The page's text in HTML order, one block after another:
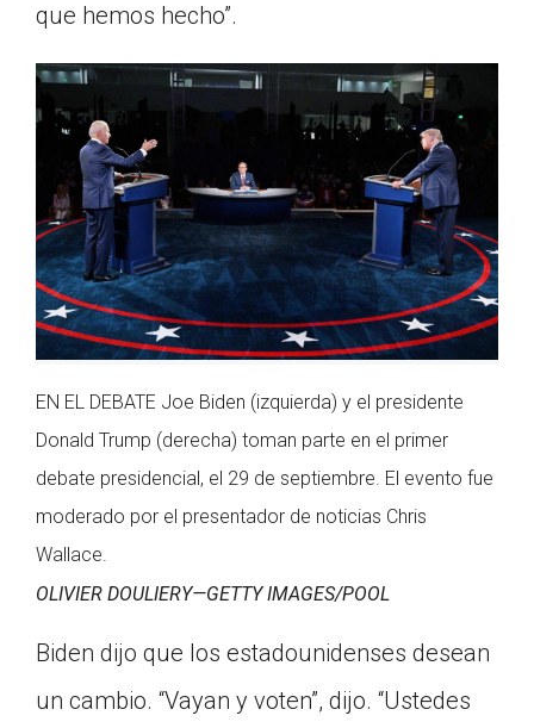
que hemos hecho”.
EN EL DEBATE Joe Biden (izquierda) y el presidente
Donald Trump (derecha) toman parte en el primer
debate presidencial, el 29 de septiembre. El evento fue
moderado por el presentador de noticias Chris
Wallace.
OLIVIER DOULIERY—GETTY IMAGES/POOL
Biden dijo que los estadounidenses desean
un cambio. “Vayan y voten”, dijo. “Ustedes